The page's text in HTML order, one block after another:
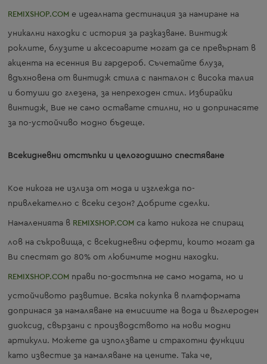
REMIXSHOP.COM е идеалната дестинация за намиране на
уникални находки с история за разказване. Винтидж
роклите, блузите и аксесоарите могат да се превърнат в
акцента на есенния Ви гардероб. Съчетайте блуза,
вдъхновена от винтидж стила с панталон с висока талия
и ботуши до глезена, за непреходен стил. Избирайки
винтидж, Вие не само оставате стилни, но и допринасяте
за по-устойчиво модно бъдеще.
Всекидневни отстъпки и целогодишно спестяване
Кое никога не излиза от мода и изглежда по-
привлекателно с всеки сезон? Добрите сделки.
Намаленията в REMIXSHOP.COM са като никога не спиращ
лов на съкровища, с всекидневни оферти, които могат да
Ви спестят до 80% от любимите модни находки.
REMIXSHOP.COM прави по-достъпна не само модата, но и
устойчивото развитие. Всяка покупка в платформата
допринася за намаляване на емисиите на вода и въглероден
диоксид, свързани с производството на нови модни
артикули. Можете да използвате и страхотни функции
като известие за намаляване на цените. Така че,